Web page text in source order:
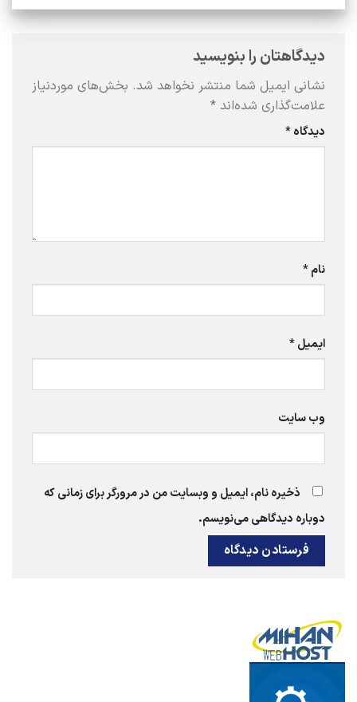
دیدگاهتان را بنویسید
نشانی ایمیل شما منتشر نخواهد شد. بخش‌های موردنیاز
علامت‌گذاری شده‌اند *
دیدگاه*
نام*
ایمیل*
وب‌ سایت
ذخیره نام، ایمیل و وبسایت من در مرورگر برای زمانی که
دوباره دیدگاهی می‌نویسم.